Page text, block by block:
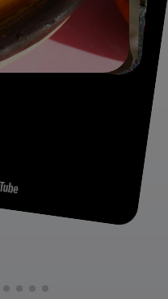
vormt de
je meenemen voorbij de
land.
Cultuur
rust op drie grote pijlers,
-hoort en -proeft.
geschiedenis is
en de prachtige
, zoals